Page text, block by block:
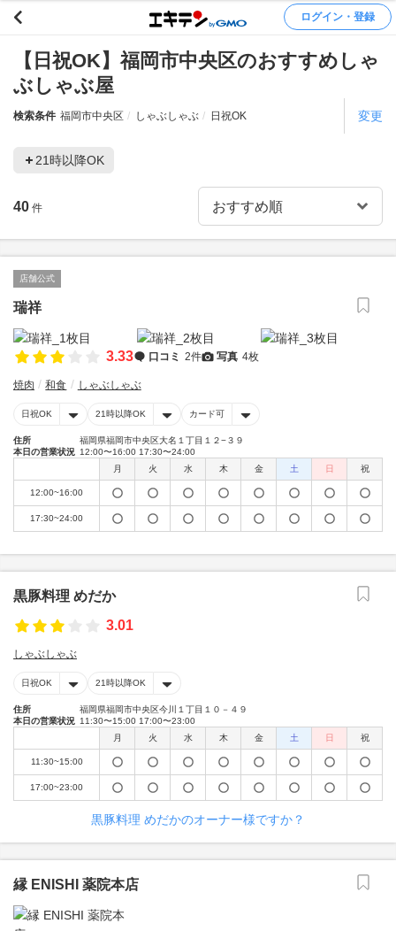
ログイン・登録
【日祝OK】福岡市中央区のおすすめしゃ
ぶしゃぶ屋
検索条件 福岡市中央区 しゃぶしゃぶ 日祝OK 変更
21時以降OK
40 件
店舗公式
瑞祥
3.33 口コミ 2件 写真 4枚
焼肉 和食 しゃぶしゃぶ
日祝OK 21時以降OK カード可
住所
福岡県福岡市中央区大名１丁目１２−３９
本日の営業状況 12:00〜16:00 17:30〜24:00
月
火 水 木 金 土 日 祝
12:00~16:00
17:30~24:00
黒豚料理 めだか
3.01
しゃぶしゃぶ
日祝OK 21時以降OK
住所
福岡県福岡市中央区今川１丁目１０－４９
本日の営業状況 11:30〜15:00 17:00〜23:00
月
火 水 木 金 土 日 祝
11:30~15:00
17:00~23:00
黒豚料理 めだかのオーナー様ですか？
縁 ENISHI 薬院本店